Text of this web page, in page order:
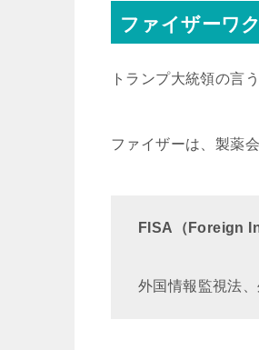
ファイザーワ
トランプ大統領の言う
ファイザーは、製薬
FISA（Foreign
外国情報監視法